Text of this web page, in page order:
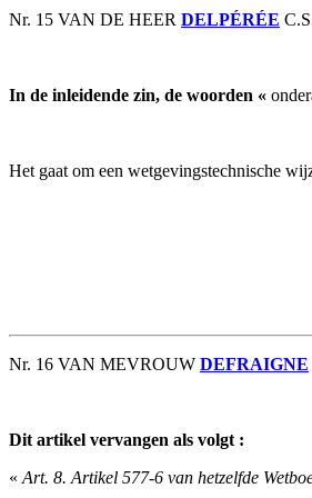
Nr. 15 VAN DE HEER DELPÉRÉE
In de inleidende zin, de woorden «
Het gaat om een wetgevingstechnische
Nr. 16 VAN MEVROUW DEFRAIGNE
Dit artikel vervangen als volgt :
« Art. 8. Artikel 577-6 van hetzelfde